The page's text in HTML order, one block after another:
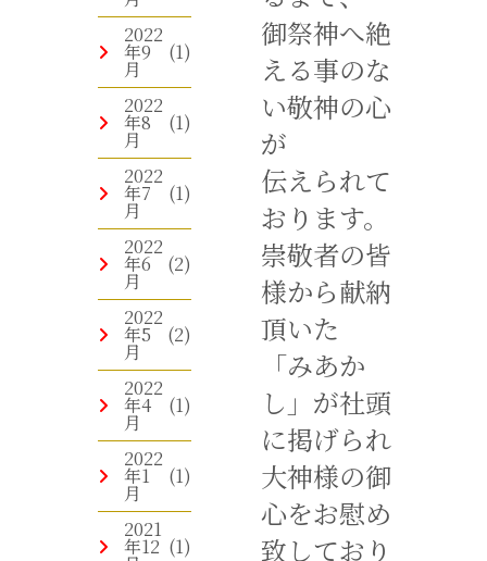
2022
年9
月
(1)
2022
年8
月
(1)
2022
年7
月
(1)
2022
年6
月
(2)
2022
年5
月
(2)
2022
年4
月
(1)
2022
年1
月
(1)
2021
年12 (1)
御祭神へ絶
える事のな
い敬神の心
が
伝えられて
おります。
崇敬者の皆
様から献納
頂いた
「みあか
し」が社頭
に掲げられ
大神様の御
心をお慰め
致しており